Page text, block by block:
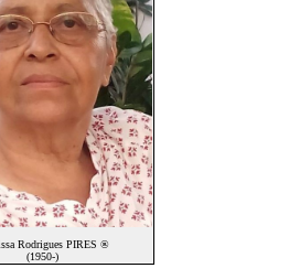
Rodrigues PIRES ®
(1950-)